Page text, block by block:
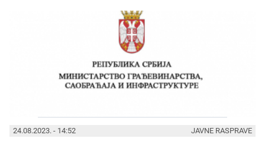
24.08.2023. - 14:52 JAVNE RASPRAVE